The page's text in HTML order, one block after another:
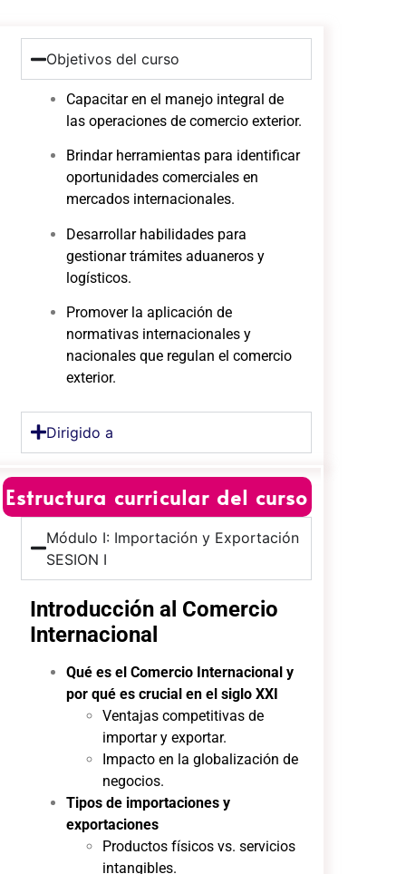
Objetivos del curso
Capacitar en el manejo integral de
las operaciones de comercio exterior.
Brindar herramientas para identificar
oportunidades comerciales en
mercados internacionales.
Desarrollar habilidades para
gestionar trámites aduaneros y
logísticos.
Promover la aplicación de
normativas internacionales y
nacionales que regulan el comercio
exterior.
Dirigido a
Estructura curricular del curso
Módulo I: Importación y Exportación
SESION I
Introducción al Comercio
Internacional
Qué es el Comercio Internacional y
por qué es crucial en el siglo XXI
Ventajas competitivas de
importar y exportar.
Impacto en la globalización de
negocios.
Tipos de importaciones y
exportaciones
Productos físicos vs. servicios
intangibles.